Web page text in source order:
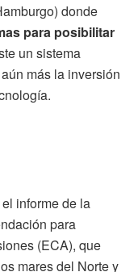
donde
para posibilitar
un sistema
más la inversión
informe de la
para
(ECA), que
mares del Norte y